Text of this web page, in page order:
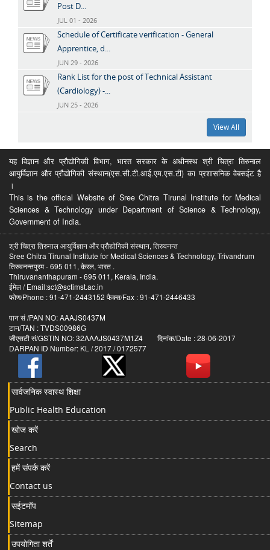
Post D...
JUL 01 - 2026
Schedule of Certificate verification - General
Apprentice, d...
JUN 29 - 2026
Rank List for the post of Technical Assistant
(Cardiology) -...
JUN 25 - 2026
View All
यह विज्ञान और प्रौद्योगिकी विभाग, भारत सरकार के अधीनस्थ श्री चित्रा तिरुनाल
आयुर्विज्ञान और प्रौद्योगिकी संस्थान(एस.सी.टी.आई.एम.एस.टी) का प्रशासनिक वेबसईट है
।
This is the official Website of Sree Chitra Tirunal Institute for Medical
Sciences & Technology under Department of Science & Technology,
Government of India.
श्री चित्रा तिरुनाल आयुर्विज्ञान और प्रौद्योगिकी संस्थान, तिरुवनन्त
Sree Chitra Tirunal Institute for Medical Sciences & Technology, Trivandrum
तिरुवनन्तपुरम - 695 011, केरल, भारत .
Thiruvananthapuram - 695 011, Kerala, India.
ईमेल / Email:sct@sctimst.ac.in
फोण/Phone : 91-471-2443152 फैक्स/Fax : 91-471-2446433
पान सं /PAN NO: AAAJS0437M
टान/TAN : TVDS00986G
जीएसटी सं/GSTIN NO: 32AAAJS0437M1Z4 दिनांक/Date : 28-06-2017
DARPAN ID Number: KL / 2017 / 0172577
सार्वजनिक स्वास्थ शिक्षा
Public Health Education
खोज करें
Search
हमें संपर्क करें
Contact us
सईटमॉप
Sitemap
उपयोगिता शर्तें